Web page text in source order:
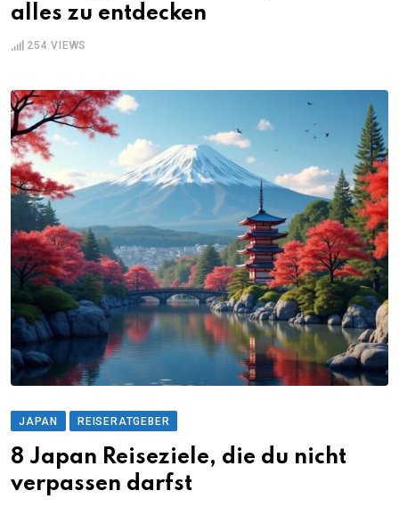
alles zu entdecken
254 VIEWS
JAPAN REISERATGEBER
8 Japan Reiseziele, die du nicht
verpassen darfst